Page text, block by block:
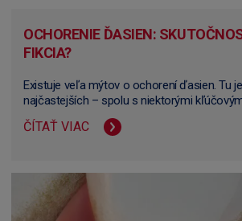
OCHORENIE ĎASIEN:
FIKCIA?
Existuje veľa mýtov o ochorení ďasien. Tu
najčastejších – spolu s niektorými
ČÍTAŤ VIAC